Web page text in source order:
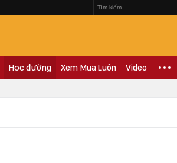
Học đường Xem Mua Luôn Video